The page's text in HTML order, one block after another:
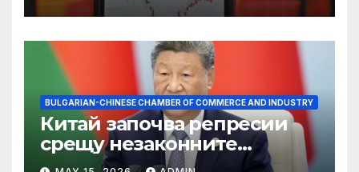
BULGARIAN-CHINESE CHAMBER OF COMMERCE AND INDUSTRY
Китай започва репресии
срещу незаконните
практики в сектора на TCM